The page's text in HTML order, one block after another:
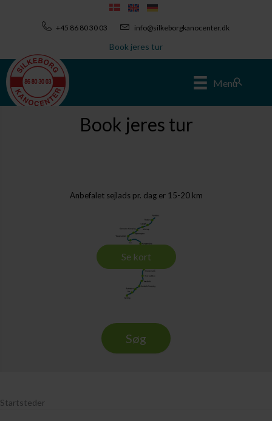
+45 86 80 30 03 info@silkeborgkanocenter.dk
Book jeres tur
Menu
Book jeres tur
Anbefalet sejlads pr. dag er 15-20 km
Se kort
Søg
Startsteder